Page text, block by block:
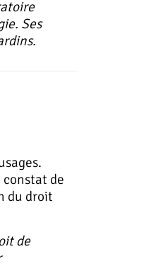
Ses
constat de
du droit
de